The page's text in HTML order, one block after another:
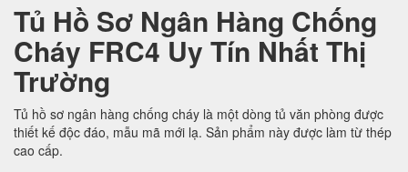
Tủ Hồ Sơ Ngân Hàng Chống
Cháy FRC4 Uy Tín Nhất Thị
Trường
Tủ hồ sơ ngân hàng chống cháy là một dòng tủ văn phòng được
thiết kế độc đáo, mẫu mã mới lạ. Sản phẩm này được làm từ thép
cao cấp.